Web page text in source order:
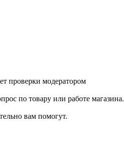
проверки модератором
по товару или работе магазина.
вам помогут.